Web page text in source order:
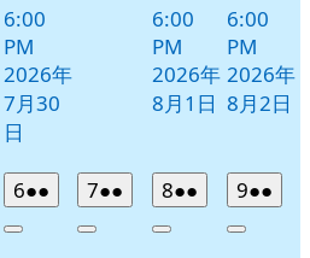
6:00
PM
2026年
7月30
日
6:00
PM
2026年
8月1日
6:00
PM
2026年
8月2日
62026
年
●●
件
Close
72026
年
●●
件
Close
82026
年
●●
件
Close
92026
年
●●
件
Close